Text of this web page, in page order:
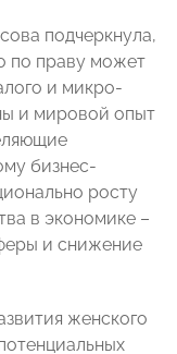
подчеркнула,
по праву может
и микро-
и мировой опыт
бизнес-
росту
в экономике –
и снижение
женского